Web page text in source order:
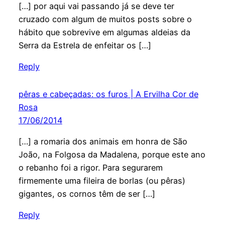
[…] por aqui vai passando já se deve ter
cruzado com algum de muitos posts sobre o
hábito que sobrevive em algumas aldeias da
Serra da Estrela de enfeitar os […]
Reply
pêras e cabeçadas: os furos | A Ervilha Cor de
Rosa
17/06/2014
[…] a romaria dos animais em honra de São
João, na Folgosa da Madalena, porque este ano
o rebanho foi a rigor. Para segurarem
firmemente uma fileira de borlas (ou pêras)
gigantes, os cornos têm de ser […]
Reply